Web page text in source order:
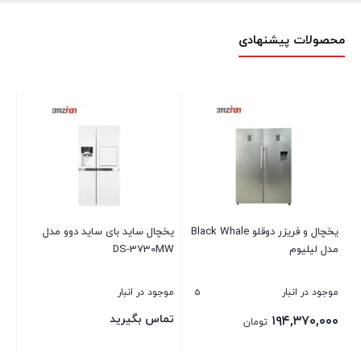
محصولات پیشنهادی
یخچال و فریزر دوقلو Black Whale
مدل لیلیوم
موجود در انبار 5
۱۹۴,۳۷۰,۰۰۰ تومان
یخچال ساید بای ساید دوو مدل
DS-3730MW
موجود در انبار
تماس بگیرید